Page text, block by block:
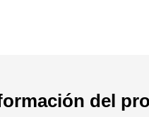
del